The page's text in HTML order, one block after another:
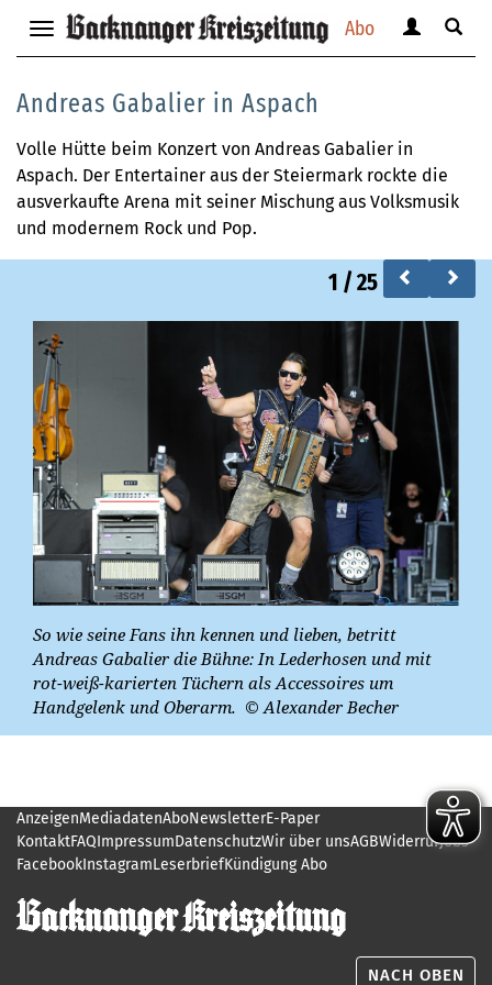
Abo
Navigation
anzeigen
verbergen
anzeigen
Suche
Andreas Gabalier in Aspach
Volle Hütte beim Konzert von Andreas Gabalier in
Aspach. Der Entertainer aus der Steiermark rockte die
ausverkaufte Arena mit seiner Mischung aus Volksmusik
und modernem Rock und Pop.
1 /25
So wie seine Fans ihn kennen und lieben, betritt
Andreas Gabalier die Bühne: In Lederhosen und mit
rot-weiß-karierten Tüchern als Accessoires um
Handgelenk und Oberarm. © Alexander Becher
AnzeigenMediadatenAboNewsletterE-Paper
KontaktFAQImpressumDatenschutzWir über unsAGBWiderrufJobs
FacebookInstagramLeserbriefKündigung Abo
NACH OBEN